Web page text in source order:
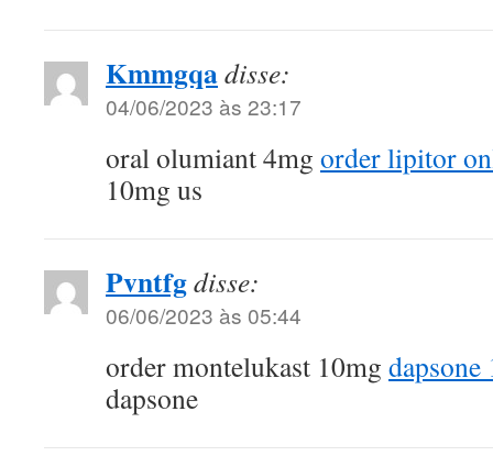
Kmmgqadisse:
04/06/2023 às 23:17
oral olumiant 4mg order lipitor
10mg us
Pvntfgdisse:
06/06/2023 às 05:44
order montelukast 10mg dapsone
dapsone